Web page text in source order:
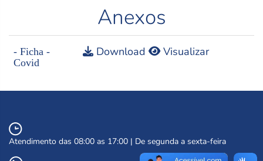
Anexos
- Ficha -
Covid
Download Visualizar
Atendimento das 08:00 as 17:00 | De segunda a sexta-feira